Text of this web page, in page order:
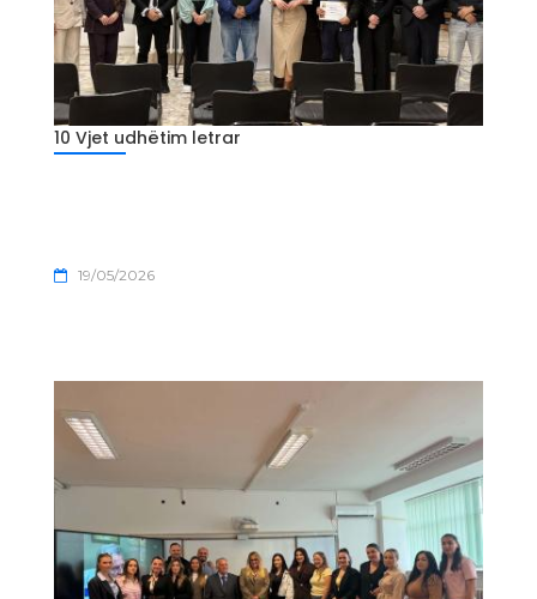
10 Vjet udhëtim letrar
19/05/2026